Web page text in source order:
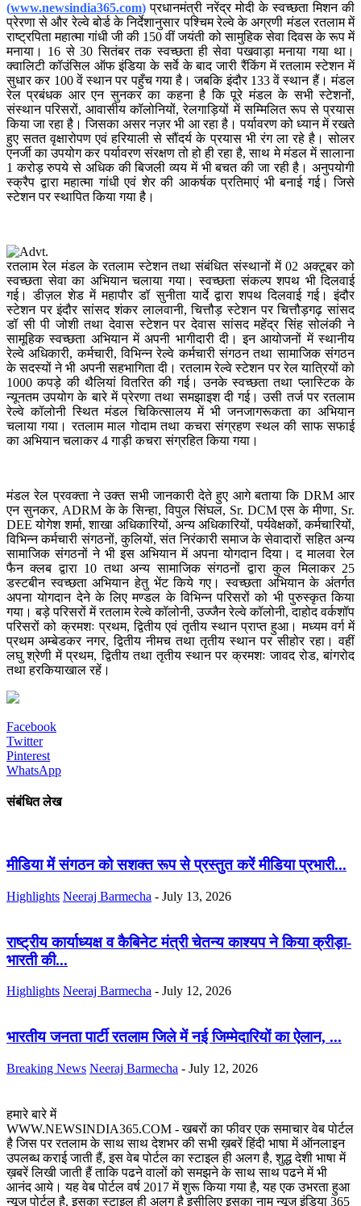
(www.newsindia365.com) प्रधानमंत्री नरेंद्र मोदी के स्वच्छता मिशन की
प्रेरणा से और रेल्वे बोर्ड के निर्देशानुसार पश्चिम रेल्वे के अग्रणी मंडल रतलाम में
राष्ट्रपिता महात्मा गांधी जी की 150 वीं जयंती को सामुहिक सेवा दिवस के रूप में
मनाया। 16 से 30 सितंबर तक स्वच्छता ही सेवा पखवाड़ा मनाया गया था।
क्वालिटी कॉउंसिल ऑफ इंडिया के सर्वे के बाद जारी रैंकिंग में रतलाम स्टेशन में
सुधार कर 100 वें स्थान पर पहुँच गया है। जबकि इंदौर 133 वें स्थान हैं। मंडल
रेल प्रबंधक आर एन सुनकर का कहना है कि पूरे मंडल के सभी स्टेशनों,
संस्थान परिसरों, आवासीय कॉलोनियों, रेलगाड़ियों में सम्मिलित रूप से प्रयास
किया जा रहा है। जिसका असर नज़र भी आ रहा है। पर्यावरण को ध्यान में रखते
हुए सतत वृक्षारोपण एवं हरियाली से सौंदर्य के प्रयास भी रंग ला रहे है। सोलर
एनर्जी का उपयोग कर पर्यावरण संरक्षण तो हो ही रहा है, साथ मे मंडल में सालाना
1 करोड़ रुपये से अधिक की बिजली व्यय में भी बचत की जा रही है। अनुपयोगी
स्क्रैप द्वारा महात्मा गांधी एवं शेर की आकर्षक प्रतिमाएं भी बनाई गई। जिसे
स्टेशन पर स्थापित किया गया है।
रतलाम रेल मंडल के रतलाम स्टेशन तथा संबंधित संस्थानों में 02 अक्टूबर को
स्वच्छता सेवा का अभियान चलाया गया। स्वच्छता संकल्प शपथ भी दिलवाई
गई। डीज़ल शेड में महापौर डॉ सुनीता यार्दे द्वारा शपथ दिलवाई गई। इंदौर
स्टेशन पर इंदौर सांसद शंकर लालवानी, चित्तौड़ स्टेशन पर चित्तौड़गढ़ सांसद
डॉ सी पी जोशी तथा देवास स्टेशन पर देवास सांसद महेंद्र सिंह सोलंकी ने
सामूहिक स्वच्छता अभियान में अपनी भागीदारी दी। इन आयोजनों में स्थानीय
रेल्वे अधिकारी, कर्मचारी, विभिन्न रेल्वे कर्मचारी संगठन तथा सामाजिक संगठन
के सदस्यों ने भी अपनी सहभागिता दी। रतलाम रेल्वे स्टेशन पर रेल यात्रियों को
1000 कपड़े की थैलियां वितरित की गई। उनके स्वच्छता तथा प्लास्टिक के
न्यूनतम उपयोग के बारे में प्रेरणा तथा समझाइश दी गई। उसी तर्ज पर रतलाम
रेल्वे कॉलोनी स्थित मंडल चिकित्सालय में भी जनजागरूकता का अभियान
चलाया गया। रतलाम माल गोदाम तथा कचरा संग्रहण स्थल की साफ सफाई
का अभियान चलाकर 4 गाड़ी कचरा संग्रहित किया गया।
मंडल रेल प्रवक्ता ने उक्त सभी जानकारी देते हुए आगे बताया कि DRM आर
एन सुनकर, ADRM के के सिन्हा, विपुल सिंघल, Sr. DCM एस के मीणा, Sr.
DEE योगेश शर्मा, शाखा अधिकारियों, अन्य अधिकारियों, पर्यवेक्षकों, कर्मचारियों,
विभिन्न कर्मचारी संगठनों, कुलियों, संत निरंकारी समाज के सेवादारों सहित अन्य
सामाजिक संगठनों ने भी इस अभियान में अपना योगदान दिया। द मालवा रेल
फैन क्लब द्वारा 10 तथा अन्य सामाजिक संगठनों द्वारा कुल मिलाकर 25
डस्टबीन स्वच्छता अभियान हेतु भेंट किये गए। स्वच्छता अभियान के अंतर्गत
अपना योगदान देने के लिए मण्डल के विभिन्न परिसरों को भी पुरुस्कृत किया
गया। बड़े परिसरों में रतलाम रेल्वे कॉलोनी, उज्जैन रेल्वे कॉलोनी, दाहोद वर्कशॉप
परिसरों को क्रमशः प्रथम, द्वितीय एवं तृतीय स्थान प्राप्त हुआ। मध्यम वर्ग में
प्रथम अम्बेडकर नगर, द्वितीय नीमच तथा तृतीय स्थान पर सीहोर रहा। वहीं
लघु श्रेणी में प्रथम, द्वितीय तथा तृतीय स्थान पर क्रमशः जावद रोड, बांगरोद
तथा हरकियाखाल रहें।
Facebook
Twitter
Pinterest
WhatsApp
संबंधित लेख
मीडिया में संगठन को सशक्त रूप से प्रस्तुत करें मीडिया प्रभारी...
Highlights Neeraj Barmecha - July 13, 2026
राष्ट्रीय कार्याध्यक्ष व कैबिनेट मंत्री चेतन्य काश्यप ने किया क्रीड़ा-
भारती की...
Highlights Neeraj Barmecha - July 12, 2026
भारतीय जनता पार्टी रतलाम जिले में नई जिम्मेदारियों का ऐलान, ...
Breaking News Neeraj Barmecha - July 12, 2026
हमारे बारे में
WWW.NEWSINDIA365.COM - खबरों का फीवर एक समाचार वेब पोर्टल
है जिस पर रतलाम के साथ साथ देशभर की सभी ख़बरें हिंदी भाषा में ऑनलाइन
उपलब्ध कराई जाती हैं, इस वेब पोर्टल का स्टाइल ही अलग है, शुद्ध देशी भाषा में
ख़बरें लिखी जाती हैं ताकि पढने वालों को समझने के साथ साथ पढने में भी
आनंद आये। यह वेब पोर्टल वर्ष 2017 में शुरू किया गया है, यह एक उभरता हुआ
न्यूज़ पोर्टल है, इसका स्टाइल ही अलग है इसीलिए इसका नाम न्यूज़ इंडिया 365